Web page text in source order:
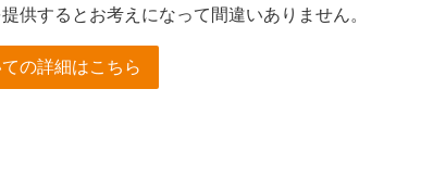
供するとお考えになって間違いありません。
の詳細はこちら